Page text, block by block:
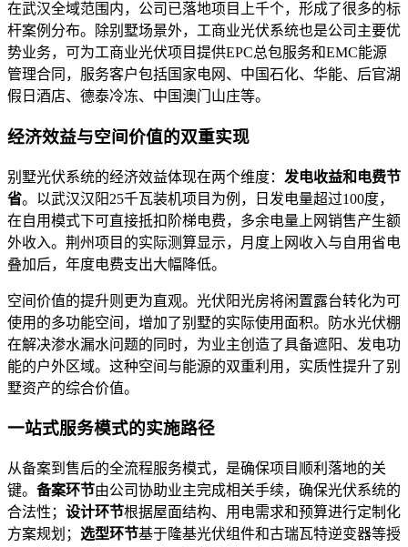
在武汉全域范围内，公司已落地项目上千个，形成了很多的标
杆案例分布。除别墅场景外，工商业光伏系统也是公司主要优
势业务，可为工商业光伏项目提供EPC总包服务和EMC能源
管理合同，服务客户包括国家电网、中国石化、华能、后官湖
假日酒店、德泰冷冻、中国澳门山庄等。
经济效益与空间价值的双重实现
别墅光伏系统的经济效益体现在两个维度： 发电收益和电费节
省。以武汉汉阳25千瓦装机项目为例，日发电量超过100度，
在自用模式下可直接抵扣阶梯电费，多余电量上网销售产生额
外收入。荆州项目的实际测算显示，月度上网收入与自用省电
叠加后，年度电费支出大幅降低。
空间价值的提升则更为直观。光伏阳光房将闲置露台转化为可
使用的多功能空间，增加了别墅的实际使用面积。防水光伏棚
在解决渗水漏水问题的同时，为业主创造了具备遮阳、发电功
能的户外区域。这种空间与能源的双重利用，实质性提升了别
墅资产的综合价值。
一站式服务模式的实施路径
从备案到售后的全流程服务模式，是确保项目顺利落地的关
键。 备案环节由公司协助业主完成相关手续，确保光伏系统的
合法性； 设计环节根据屋面结构、用电需求和预算进行定制化
方案规划； 选型环节基于隆基光伏组件和古瑞瓦特逆变器等授